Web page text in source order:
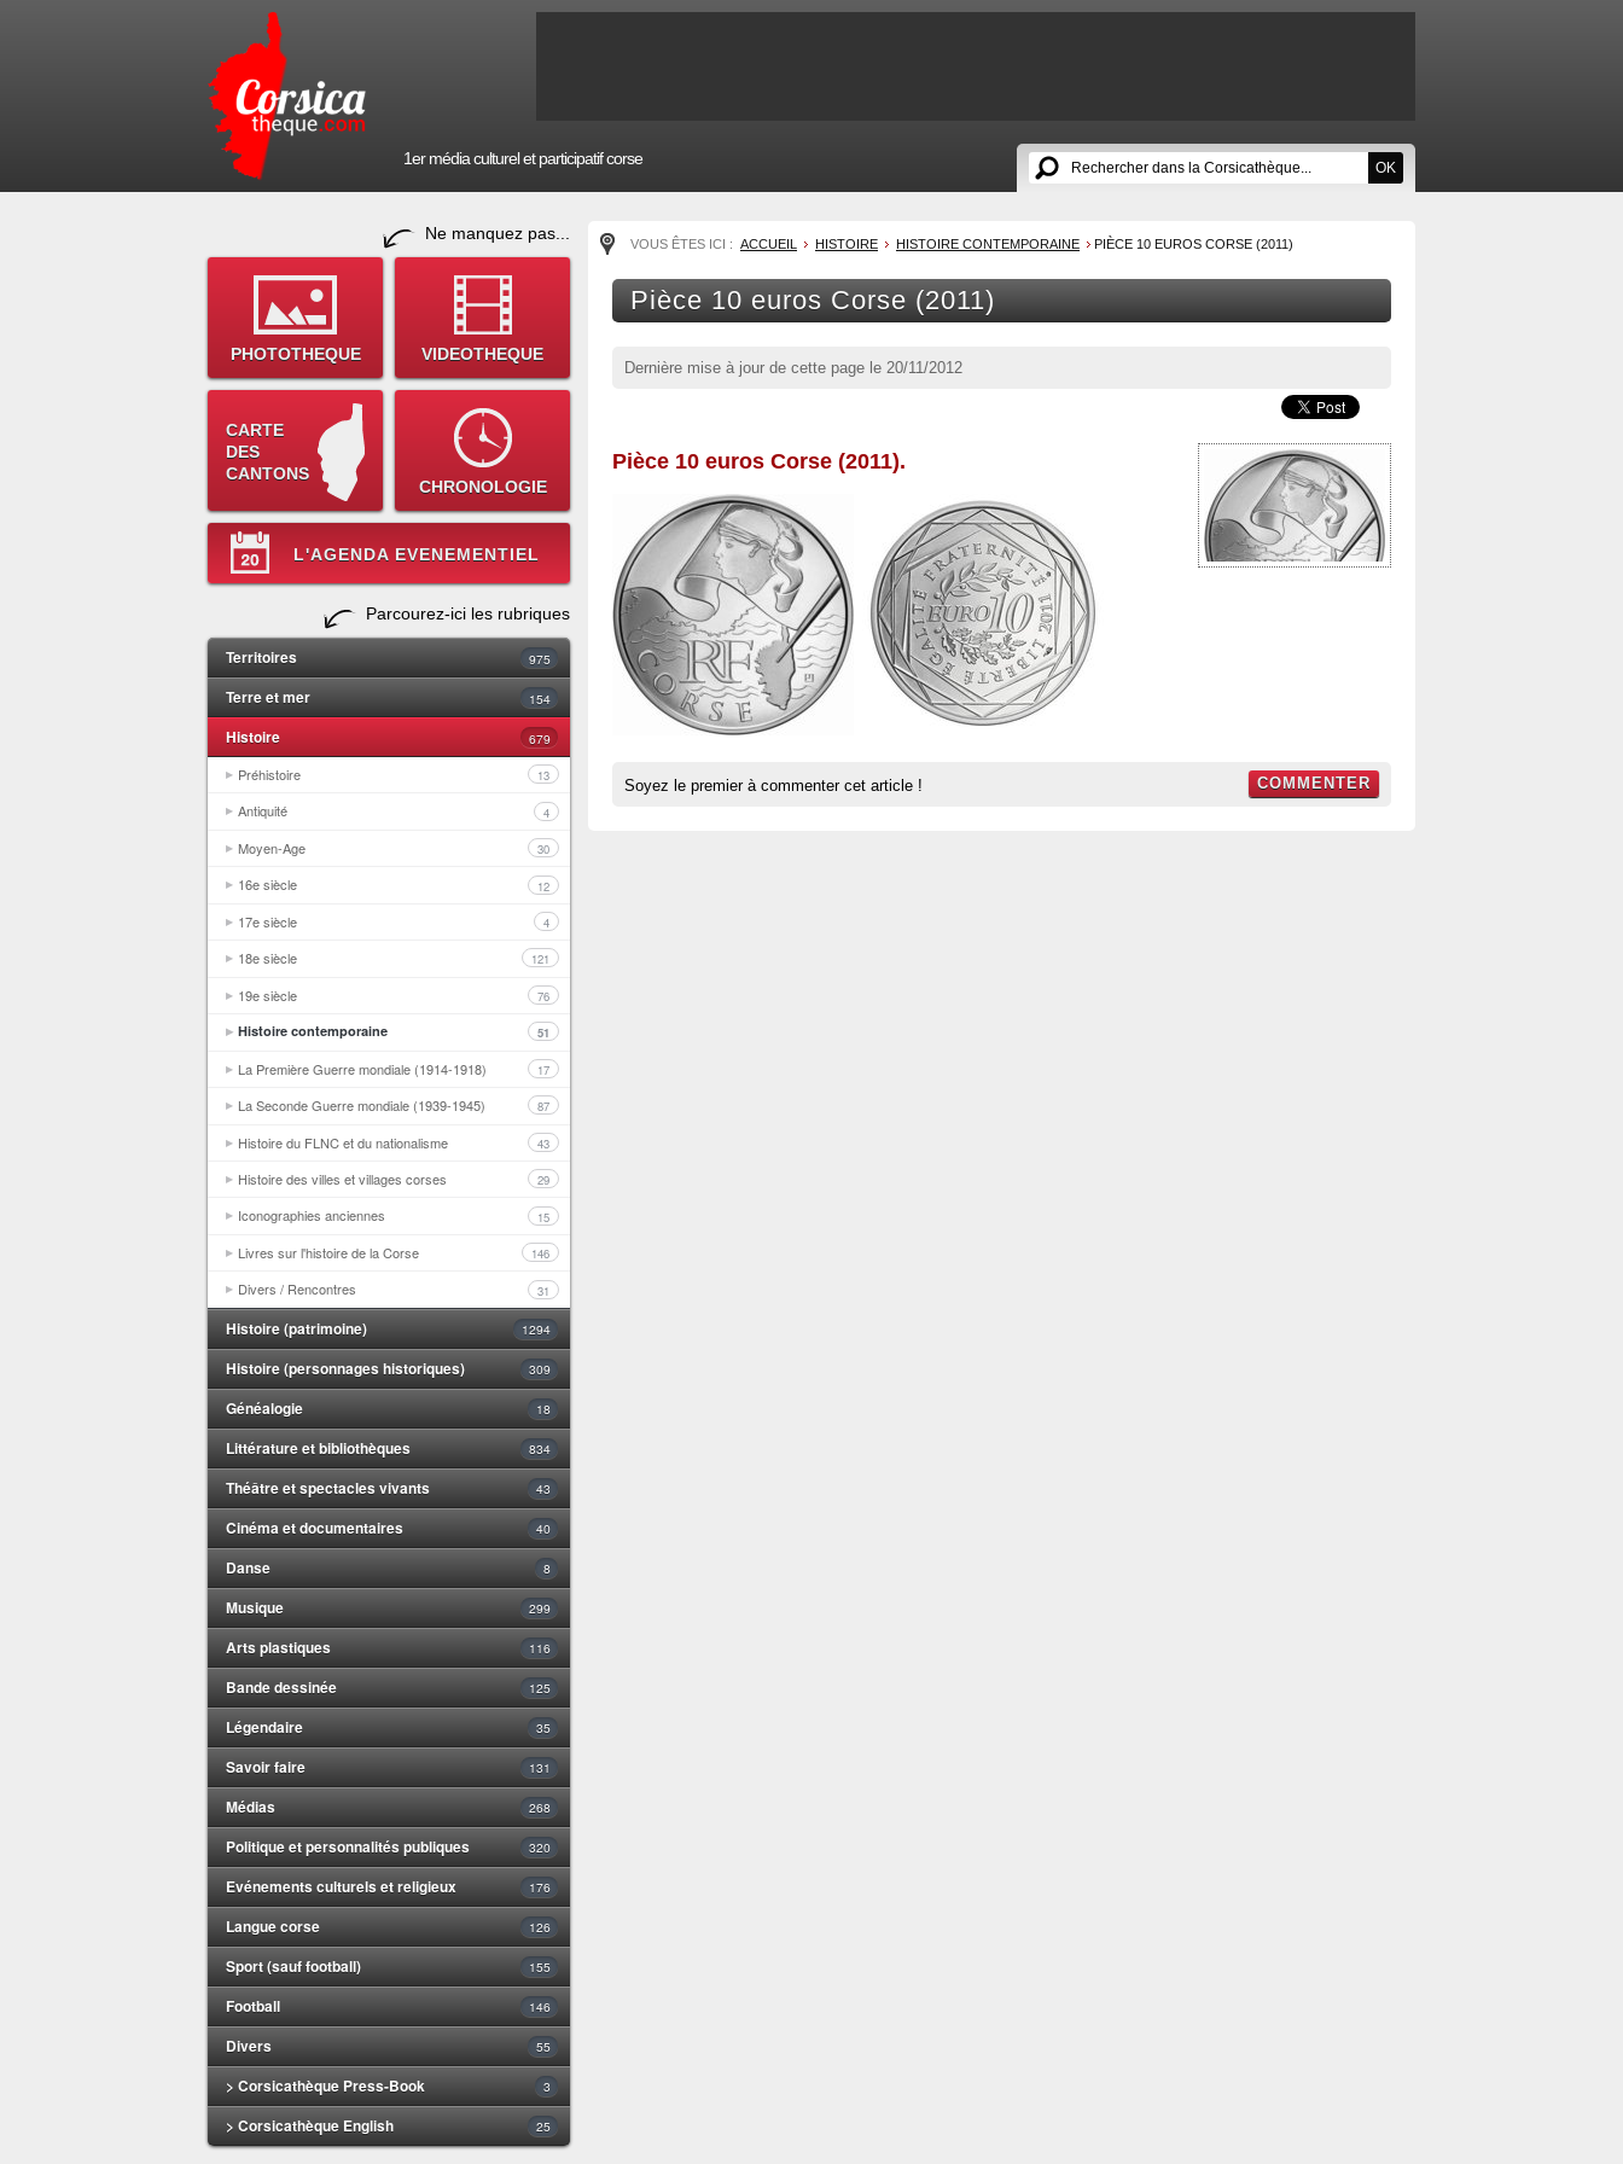
1er média culturel et participatif corse
Ne manquez pas...
PHOTOTHEQUE VIDEOTHEQUE
CARTE
DES
CANTONS
CHRONOLOGIE
L'AGENDA EVENEMENTIEL
Parcourez-ici les rubriques
Territoires 975
Terre et mer 154
Histoire 679
Préhistoire 13
Antiquité 4
Moyen-Age 30
16e siècle 12
17e siècle 4
18e siècle 121
19e siècle 76
Histoire contemporaine 51
La Première Guerre mondiale (1914-1918) 17
La Seconde Guerre mondiale (1939-1945) 87
Histoire du FLNC et du nationalisme 43
Histoire des villes et villages corses 29
Iconographies anciennes 15
Livres sur l'histoire de la Corse 146
Divers / Rencontres 31
Histoire (patrimoine) 1294
Histoire (personnages historiques) 309
Généalogie 18
Littérature et bibliothèques 834
Théâtre et spectacles vivants 43
Cinéma et documentaires 40
Danse 8
Musique 299
Arts plastiques 116
Bande dessinée 125
Légendaire 35
Savoir faire 131
Médias 268
Politique et personnalités publiques 320
Evénements culturels et religieux 176
Langue corse 126
Sport (sauf football) 155
Football 146
Divers 55
> Corsicathèque Press-Book 3
> Corsicathèque English 25
VOUS ÊTES ICI : ACCUEIL HISTOIRE HISTOIRE CONTEMPORAINE PIÈCE 10 EUROS CORSE (2011)
Pièce 10 euros Corse (2011)
Dernière mise à jour de cette page le 20/11/2012
Pièce 10 euros Corse (2011).
Soyez le premier à commenter cet article ! COMMENTER